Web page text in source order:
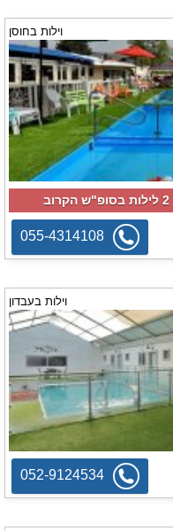
וילות בחוסן
055-4314108
וילות בעבדון
052-9124534